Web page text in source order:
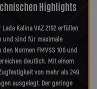
Highlights
Kalina VAZ 2192 erfüllen
und sind für maximale
Normen FMVSS 106 und
deutlich. Mit einem
von mehr als 249
ausgelegt. Der geringe